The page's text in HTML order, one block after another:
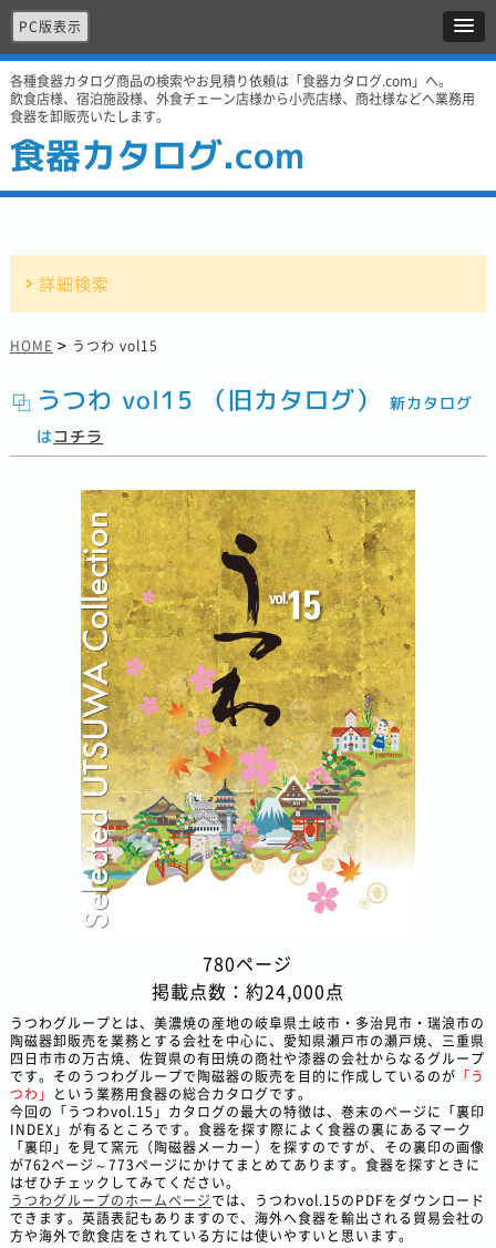
各種食器カタログ商品の検索やお見積り依頼は「食器カタログ.com」へ。
飲食店様、宿泊施設様、外食チェーン店様から小売店様、商社様などへ業務用
食器を卸販売いたします。
食器カタログ.com
PC版表示
詳細検索
HOME > うつわ vol15
うつわ vol15 （旧カタログ）新カタログ
は コチラ
780ページ
掲載点数：約24,000点
うつわグループとは、美濃焼の産地の岐阜県土岐市・多治見市・瑞浪市の
陶磁器卸販売を業務とする会社を中心に、愛知県瀬戸市の瀬戸焼、三重県
四日市市の万古焼、佐賀県の有田焼の商社や漆器の会社からなるグループ
です。そのうつわグループで陶磁器の販売を目的に作成しているのが 「う
つわ」 という業務用食器の総合カタログです。
今回の「うつわvol.15」カタログの最大の特徴は、巻末のページに「裏印
INDEX」が有るところです。食器を探す際によく食器の裏にあるマーク
「裏印」を見て窯元（陶磁器メーカー）を探すのですが、その裏印の画像
が762ページ～773ページにかけてまとめてあります。食器を探すときに
はぜひチェックしてみてください。
うつわグループのホームページでは、うつわvol.15のPDFをダウンロード
できます。英語表記もありますので、海外へ食器を輸出される貿易会社の
方や海外で飲食店をされている方には使いやすいと思います。